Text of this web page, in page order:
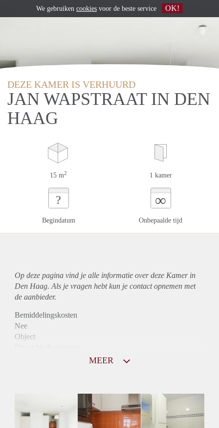
DEZE KAMER IS VERHUURD
JAN WAPSTRAAT IN DEN
HAAG
15 m2 1 kamer
?
Begindatum
∞
Onbepaalde tijd
Op deze pagina vind je alle informatie over deze Kamer in
Den Haag. Als je vragen hebt kun je contact opnemen met
de aanbieder.
Bemiddelingskosten
Nee
Object
Niet mogelijk
Inkomen eis
MEER
We gebruiken cookies voor de beste service OK!